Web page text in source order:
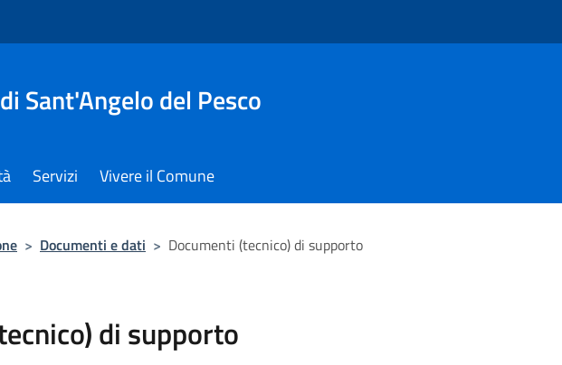
Sant'Angelo del Pesco
Servizi Vivere il Comune
> Documenti e dati > Documenti (tecnico) di supporto
di supporto